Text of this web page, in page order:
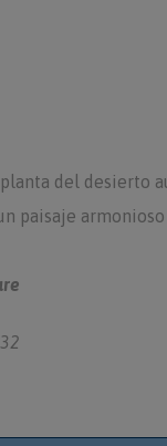
del desierto
paisaje